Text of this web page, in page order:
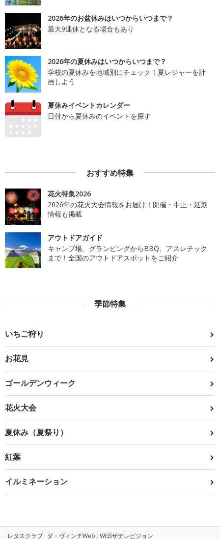
2026年のお盆休みはいつからいつまで？
最大9連休となる場合もあり
2026年の夏休みはいつからいつまで？
学校の夏休みを地域別にチェック！夏レジャーを計
画しよう
夏休みイベントカレンダー
日付から夏休みのイベントを探す
おすすめ特集
花火特集2026
2026年の花火大会情報をお届け！開催・中止・延期
情報も掲載
アウトドアガイド
キャンプ場、グランピングからBBQ、アスレチック
まで！全国のアウトドアスポットをご紹介
季節特集
いちご狩り
お花見
ゴールデンウィーク
花火大会
夏休み（夏祭り）
紅葉
イルミネーション
レタスクラブ ダ・ヴィンチWeb WEBザテレビジョン